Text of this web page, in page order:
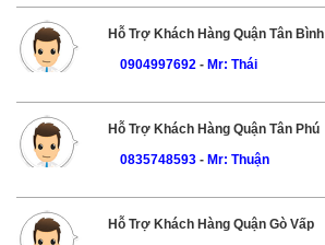
Hỗ Trợ Khách Hàng Quận Tân Bình
0904997692- Mr: Thái
Hỗ Trợ Khách Hàng Quận Tân Phú
0835748593- Mr: Thuận
Hỗ Trợ Khách Hàng Quận Gò Vấp